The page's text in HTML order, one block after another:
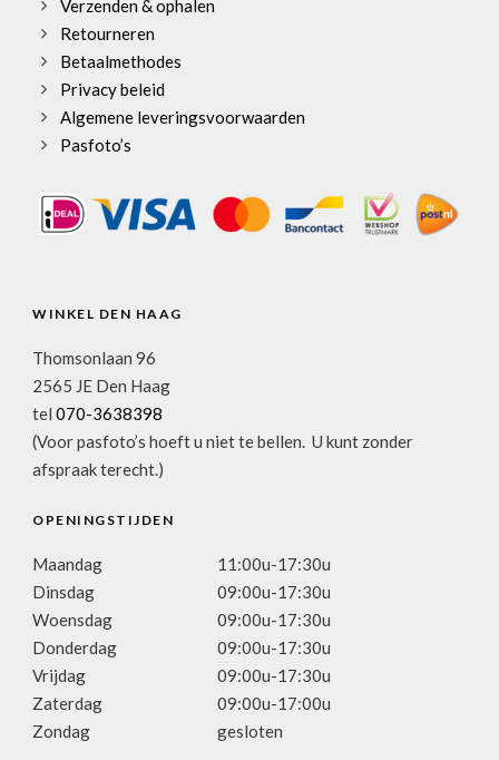
Verzenden & ophalen
Retourneren
Betaalmethodes
Privacy beleid
Algemene leveringsvoorwaarden
Pasfoto’s
WINKEL DEN HAAG
Thomsonlaan 96
2565 JE Den Haag
tel 070-3638398
(Voor pasfoto’s hoeft u niet te bellen. U kunt zonder
afspraak terecht.)
OPENINGSTIJDEN
Maandag
11:00u-17:30u
Dinsdag
09:00u-17:30u
Woensdag
09:00u-17:30u
Donderdag
09:00u-17:30u
Vrijdag
09:00u-17:30u
Zaterdag
09:00u-17:00u
Zondag
gesloten